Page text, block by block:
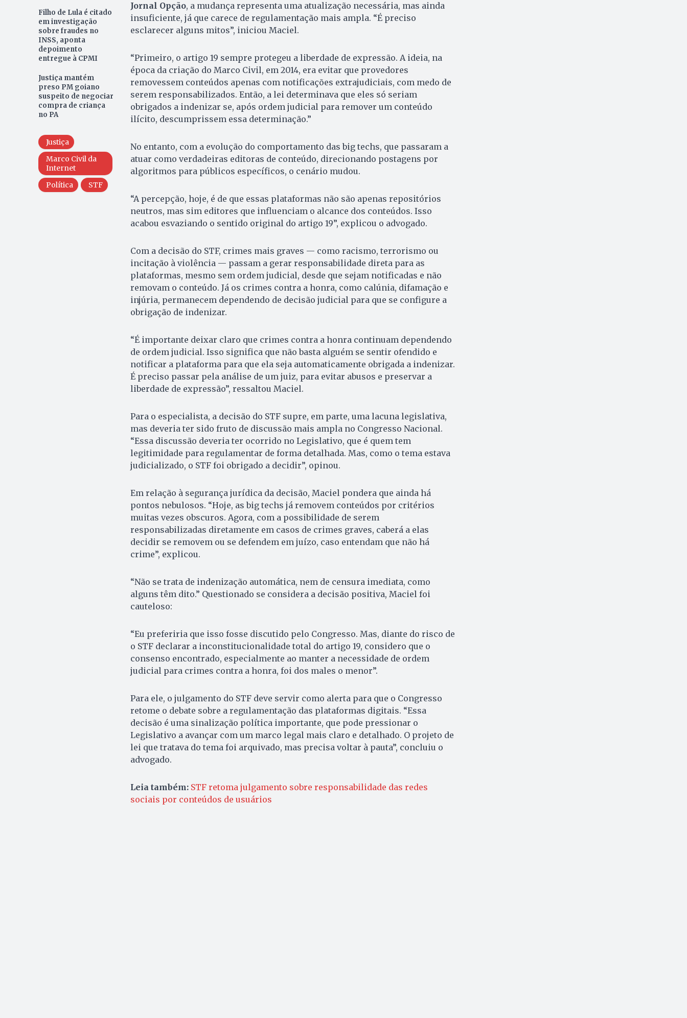
Filho de Lula é citado
em investigação
sobre fraudes no
INSS, aponta
depoimento
entregue à CPMI
Justiça mantém
preso PM goiano
suspeito de negociar
compra de criança
no PA
Justiça
Marco Civil da
Internet
Política
STF
Jornal Opção, a mudança representa uma atualização necessária, mas ainda
insuficiente, já que carece de regulamentação mais ampla. “É preciso
esclarecer alguns mitos”, iniciou Maciel.
“Primeiro, o artigo 19 sempre protegeu a liberdade de expressão. A ideia, na
época da criação do Marco Civil, em 2014, era evitar que provedores
removessem conteúdos apenas com notificações extrajudiciais, com medo de
serem responsabilizados. Então, a lei determinava que eles só seriam
obrigados a indenizar se, após ordem judicial para remover um conteúdo
ilícito, descumprissem essa determinação.”
No entanto, com a evolução do comportamento das big techs, que passaram a
atuar como verdadeiras editoras de conteúdo, direcionando postagens por
algoritmos para públicos específicos, o cenário mudou.
“A percepção, hoje, é de que essas plataformas não são apenas repositórios
neutros, mas sim editores que influenciam o alcance dos conteúdos. Isso
acabou esvaziando o sentido original do artigo 19”, explicou o advogado.
Com a decisão do STF, crimes mais graves — como racismo, terrorismo ou
incitação à violência — passam a gerar responsabilidade direta para as
plataformas, mesmo sem ordem judicial, desde que sejam notificadas e não
removam o conteúdo. Já os crimes contra a honra, como calúnia, difamação e
injúria, permanecem dependendo de decisão judicial para que se configure a
obrigação de indenizar.
“É importante deixar claro que crimes contra a honra continuam dependendo
de ordem judicial. Isso significa que não basta alguém se sentir ofendido e
notificar a plataforma para que ela seja automaticamente obrigada a indenizar.
É preciso passar pela análise de um juiz, para evitar abusos e preservar a
liberdade de expressão”, ressaltou Maciel.
Para o especialista, a decisão do STF supre, em parte, uma lacuna legislativa,
mas deveria ter sido fruto de discussão mais ampla no Congresso Nacional.
“Essa discussão deveria ter ocorrido no Legislativo, que é quem tem
legitimidade para regulamentar de forma detalhada. Mas, como o tema estava
judicializado, o STF foi obrigado a decidir”, opinou.
Em relação à segurança jurídica da decisão, Maciel pondera que ainda há
pontos nebulosos. “Hoje, as big techs já removem conteúdos por critérios
muitas vezes obscuros. Agora, com a possibilidade de serem
responsabilizadas diretamente em casos de crimes graves, caberá a elas
decidir se removem ou se defendem em juízo, caso entendam que não há
crime”, explicou.
“Não se trata de indenização automática, nem de censura imediata, como
alguns têm dito.” Questionado se considera a decisão positiva, Maciel foi
cauteloso:
“Eu preferiria que isso fosse discutido pelo Congresso. Mas, diante do risco de
o STF declarar a inconstitucionalidade total do artigo 19, considero que o
consenso encontrado, especialmente ao manter a necessidade de ordem
judicial para crimes contra a honra, foi dos males o menor”.
Para ele, o julgamento do STF deve servir como alerta para que o Congresso
retome o debate sobre a regulamentação das plataformas digitais. “Essa
decisão é uma sinalização política importante, que pode pressionar o
Legislativo a avançar com um marco legal mais claro e detalhado. O projeto de
lei que tratava do tema foi arquivado, mas precisa voltar à pauta”, concluiu o
advogado.
Leia também: STF retoma julgamento sobre responsabilidade das redes
sociais por conteúdos de usuários